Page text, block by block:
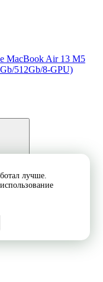
MacBook Air 13 M5
512Gb/8-GPU)
лучше.